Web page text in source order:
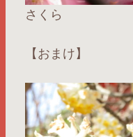
さくら
【おまけ】